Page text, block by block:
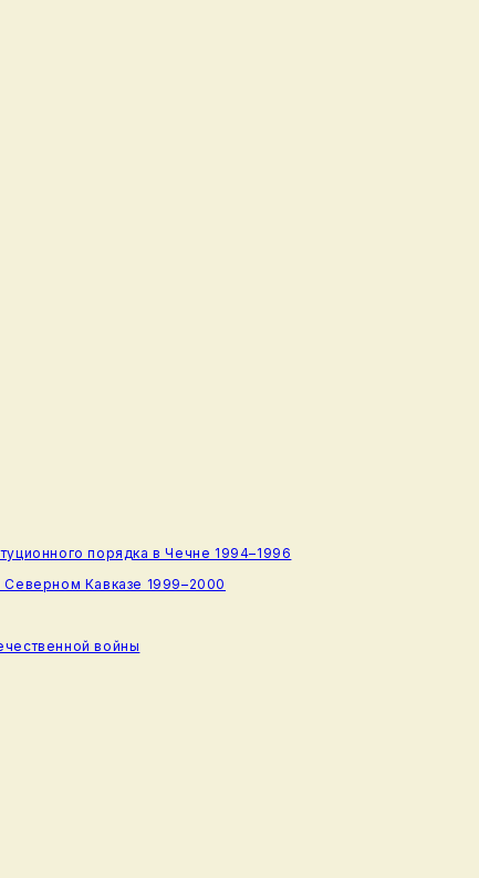
порядка в Чечне 1994–1996
Северном Кавказе 1999–2000
войны